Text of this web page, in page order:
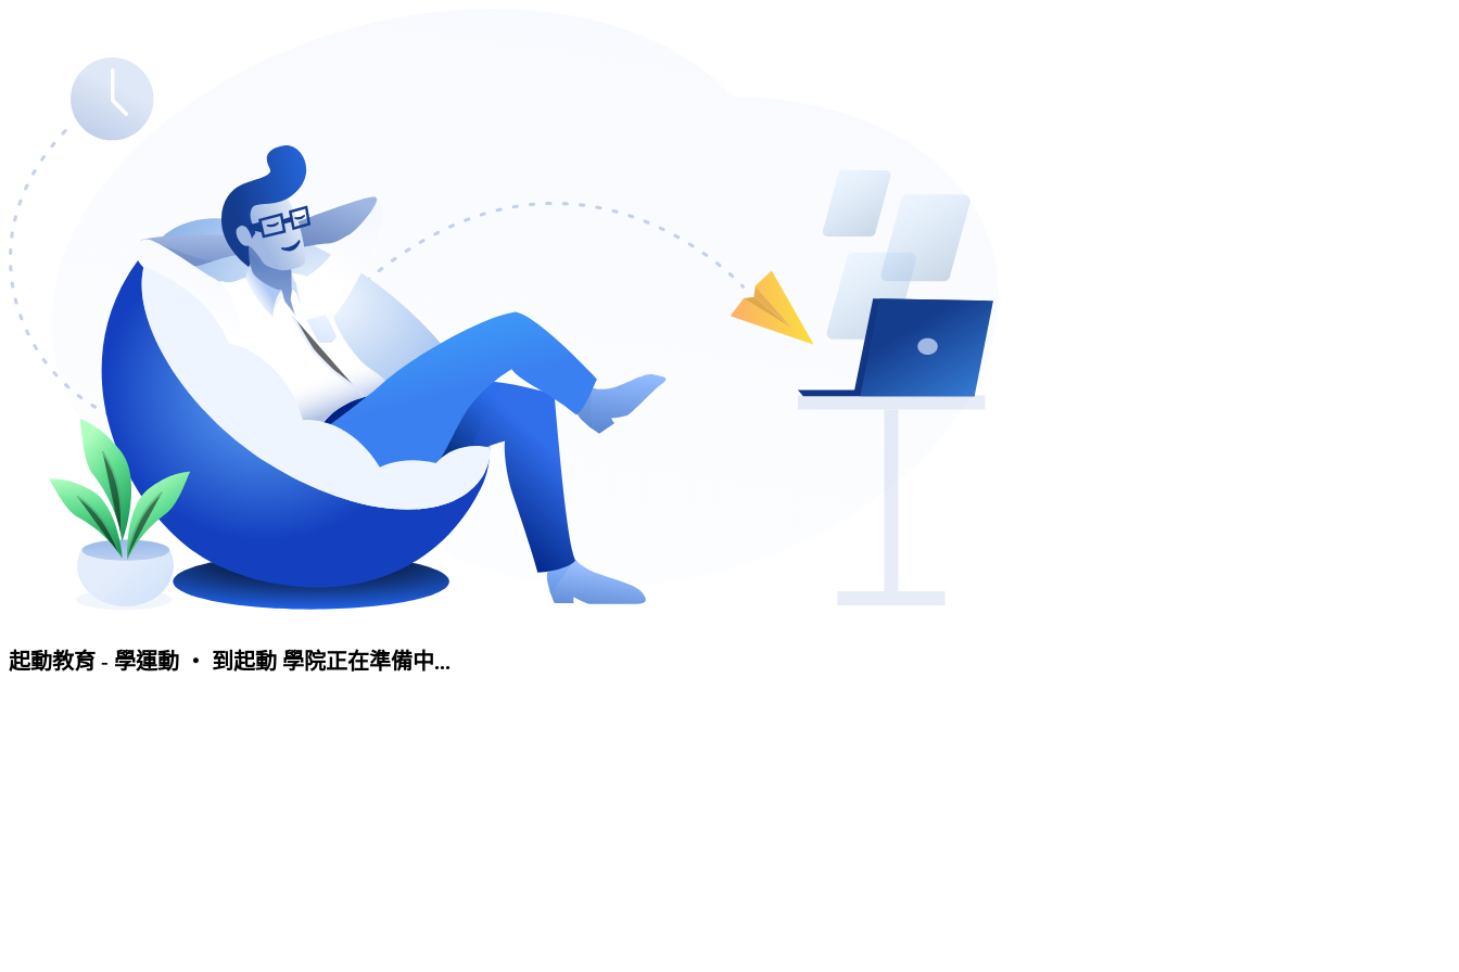
起動教育 - 學運動 ‧ 到起動 學院正在準備中...